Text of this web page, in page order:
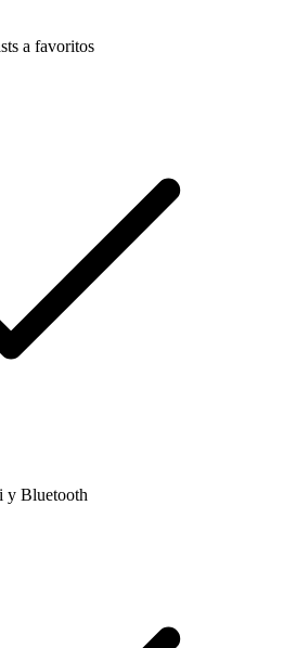
a favoritos
y Bluetooth